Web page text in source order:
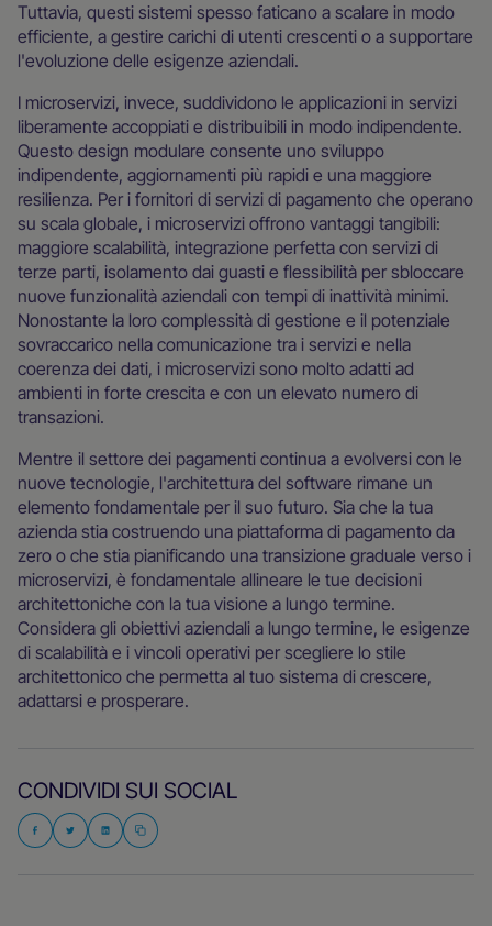
Tuttavia, questi sistemi spesso faticano a scalare in modo
efficiente, a gestire carichi di utenti crescenti o a supportare
l'evoluzione delle esigenze aziendali.
I microservizi, invece, suddividono le applicazioni in servizi
liberamente accoppiati e distribuibili in modo indipendente.
Questo design modulare consente uno sviluppo
indipendente, aggiornamenti più rapidi e una maggiore
resilienza. Per i fornitori di servizi di pagamento che operano
su scala globale, i microservizi offrono vantaggi tangibili:
maggiore scalabilità, integrazione perfetta con servizi di
terze parti, isolamento dai guasti e flessibilità per sbloccare
nuove funzionalità aziendali con tempi di inattività minimi.
Nonostante la loro complessità di gestione e il potenziale
sovraccarico nella comunicazione tra i servizi e nella
coerenza dei dati, i microservizi sono molto adatti ad
ambienti in forte crescita e con un elevato numero di
transazioni.
Mentre il settore dei pagamenti continua a evolversi con le
nuove tecnologie, l'architettura del software rimane un
elemento fondamentale per il suo futuro. Sia che la tua
azienda stia costruendo una piattaforma di pagamento da
zero o che stia pianificando una transizione graduale verso i
microservizi, è fondamentale allineare le tue decisioni
architettoniche con la tua visione a lungo termine.
Considera gli obiettivi aziendali a lungo termine, le esigenze
di scalabilità e i vincoli operativi per scegliere lo stile
architettonico che permetta al tuo sistema di crescere,
adattarsi e prosperare.
CONDIVIDI SUI SOCIAL